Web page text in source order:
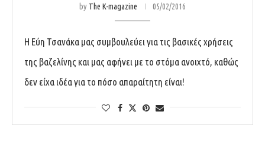
by The K-magazine 05/02/2016
Η Εύη Τσανάκα μας συμβουλεύει για τις βασικές χρήσεις
της βαζελίνης και μας αφήνει με το στόμα ανοιχτό, καθώς
δεν είχα ιδέα για το πόσο απαραίτητη είναι!